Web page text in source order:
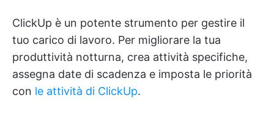
ClickUp è un potente strumento per gestire il
tuo carico di lavoro. Per migliorare la tua
produttività notturna, crea attività specifiche,
assegna date di scadenza e imposta le priorità
con le attività di ClickUp.